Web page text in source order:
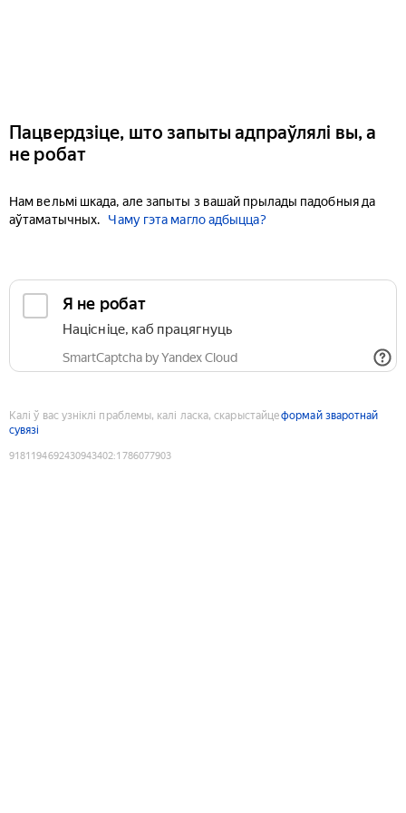
Пацвердзіце, што запыты адпраўлялі вы, а
не робат
Нам вельмі шкада, але запыты з вашай прылады падобныя да
аўтаматычных.
Чаму гэта магло адбыцца?
Я не робат
Націсніце, каб працягнуць
SmartCaptcha by Yandex Cloud
Калі ў вас узніклі праблемы, калі ласка, скарыстайцеформай зваротнай
сувязі
9181194692430943402:1786077903